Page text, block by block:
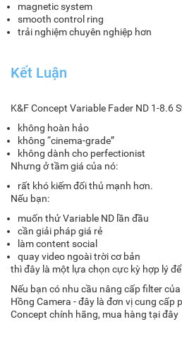
magnetic system
smooth control ring
trải nghiệm chuyên nghiệp hơn
Kết Luận
K&F Concept Variable Fader ND 1-8.6
không hoàn hảo
không “cinema-grade”
không dành cho perfectionist
Nhưng ở tầm giá của nó:
rất khó kiếm đối thủ mạnh hơn.
Nếu bạn:
muốn thử Variable ND lần đầu
cần giải pháp giá rẻ
làm content social
quay video ngoài trời cơ bản
thì đây là một lựa chọn cực kỳ hợp lý
Nếu bạn có nhu cầu nâng cấp filter
Hồng Camera - đây là đơn vị cung cấp
Concept chính hãng, mua hàng tại đây